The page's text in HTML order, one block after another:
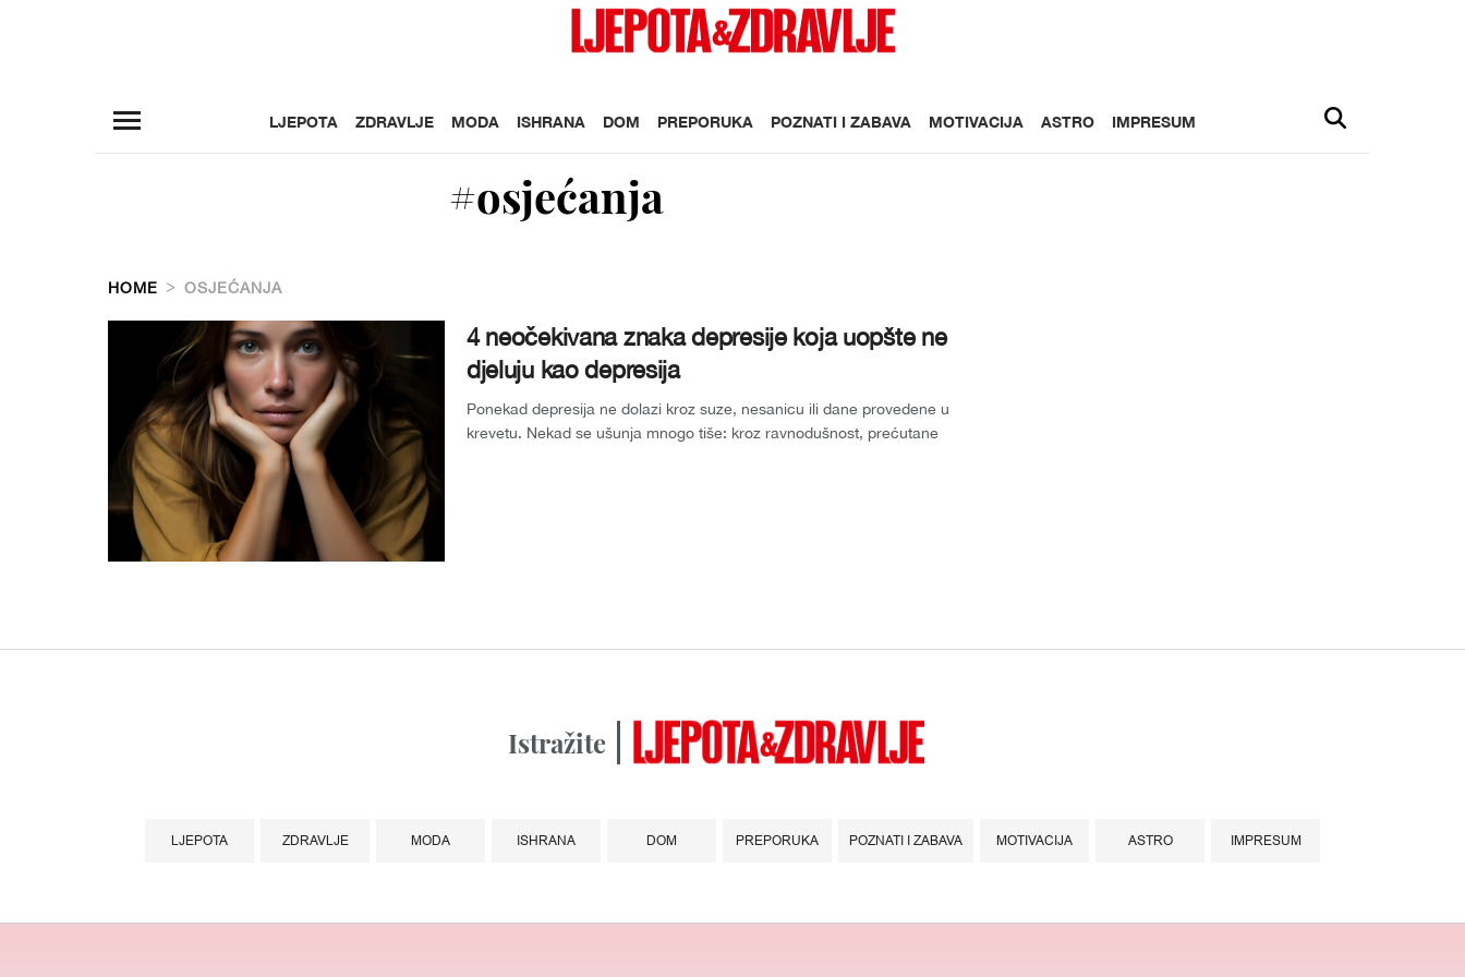
LJEPOTA ZDRAVLJE MODA ISHRANA DOM PREPORUKA POZNATI I ZABAVA MOTIVACIJA ASTRO IMPRESUM
#osjećanja
HOME OSJEĆANJA
4 neočekivana znaka depresije koja uopšte ne
djeluju kao depresija
Ponekad depresija ne dolazi kroz suze, nesanicu ili dane provedene u
krevetu. Nekad se ušunja mnogo tiše: kroz ravnodušnost, prećutane
Istražite
LJEPOTA ZDRAVLJE MODA ISHRANA DOM PREPORUKA POZNATI I ZABAVA MOTIVACIJA ASTRO IMPRESUM